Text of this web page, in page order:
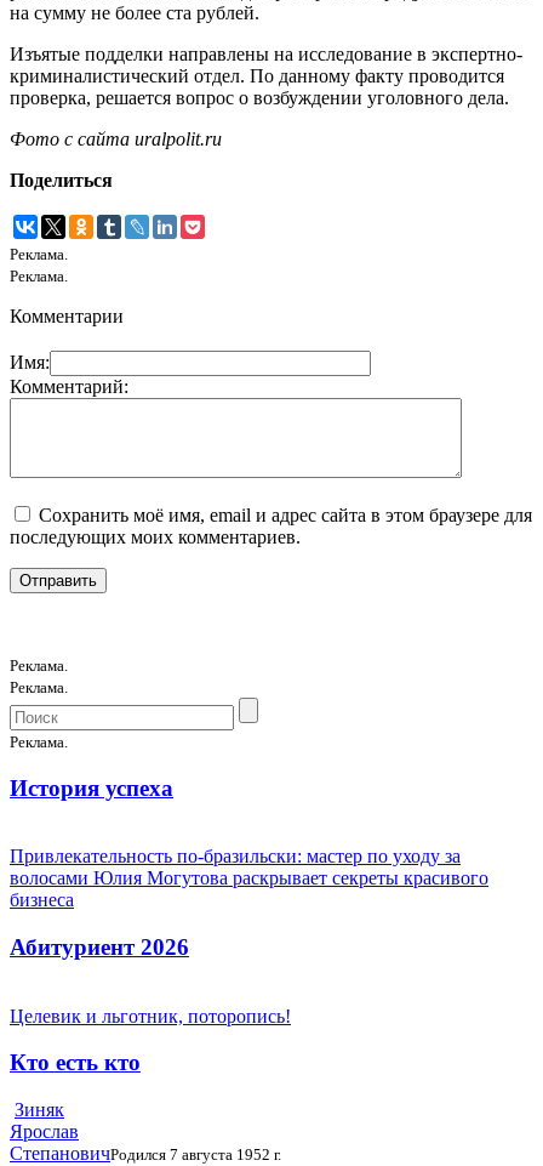
на сумму не более ста рублей.
Изъятые подделки направлены на исследование в экспертно-
криминалистический отдел. По данному факту проводится
проверка, решается вопрос о возбуждении уголовного дела.
Фото с сайта uralpolit.ru
Поделиться
Реклама.
Реклама.
Комментарии
Имя:
Комментарий:
Сохранить моё имя, email и адрес сайта в этом браузере для
последующих моих комментариев.
Реклама.
Реклама.
Реклама.
История успеха
Привлекательность по-бразильски: мастер по уходу за
волосами Юлия Могутова раскрывает секреты красивого
бизнеса
Абитуриент 2026
Целевик и льготник, поторопись!
Кто есть кто
Зиняк
Ярослав
СтепановичРодился 7 августа 1952 г.